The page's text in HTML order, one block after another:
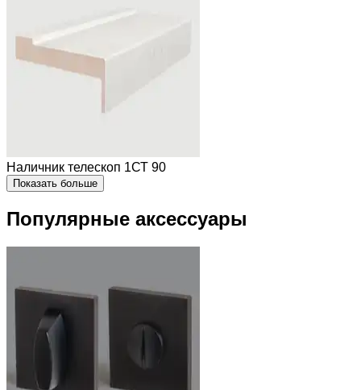
Наличник телескоп 1СТ 90
Показать больше
Популярные аксессуары